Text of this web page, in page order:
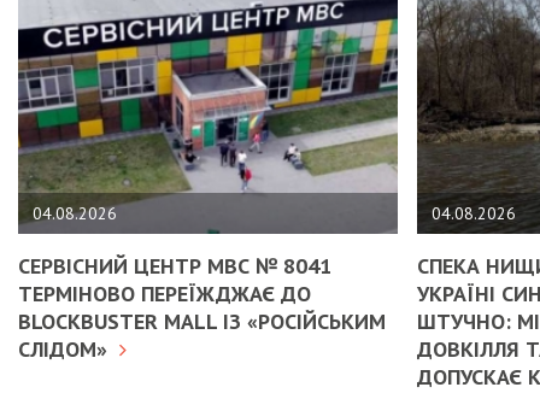
04.08.2026
СЕРВІСНИЙ ЦЕНТР МВС № 8041
ТЕРМІНОВО ПЕРЕЇЖДЖАЄ ДО
BLOCKBUSTER MALL ІЗ «РОСІЙСЬКИМ
СЛІДОМ»
04.08.2026
СПЕКА
УКРАЇНІ
ШТУЧНО:
ДОВКІЛЛЯ
ДОПУСКАЄ